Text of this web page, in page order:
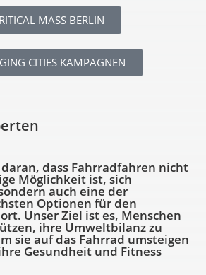
MASS BERLIN
CITIES KAMPAGNEN
dass Fahrradfahren nicht
Möglichkeit ist, sich
auch eine der
Optionen für den
Unser Ziel ist es, Menschen
ihre Umweltbilanz zu
sie auf das Fahrrad umsteigen
Gesundheit und Fitness